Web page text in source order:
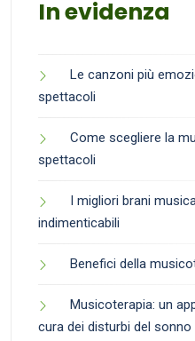
In evidenza
Le canzoni più
spettacoli
Come scegliere la
spettacoli
I migliori brani
indimenticabili
Benefici della
Musicoterapia: un
cura dei disturbi del sonno